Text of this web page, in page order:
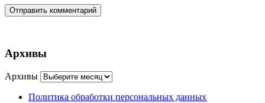
Архивы
Архивы
Политика обработки персональных данных